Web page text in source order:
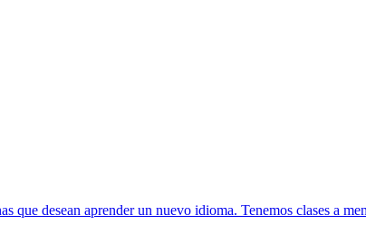
que desean aprender un nuevo idioma. Tenemos clases a